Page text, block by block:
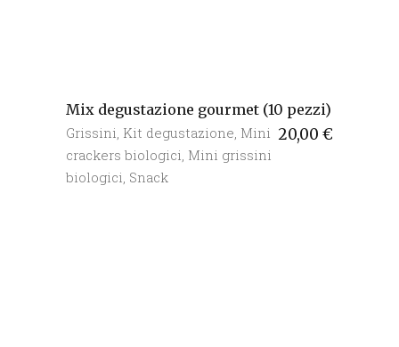
Mix degustazione gourmet (10 pezzi)
20,00 €
Grissini, Kit degustazione, Mini
crackers biologici, Mini grissini
biologici, Snack